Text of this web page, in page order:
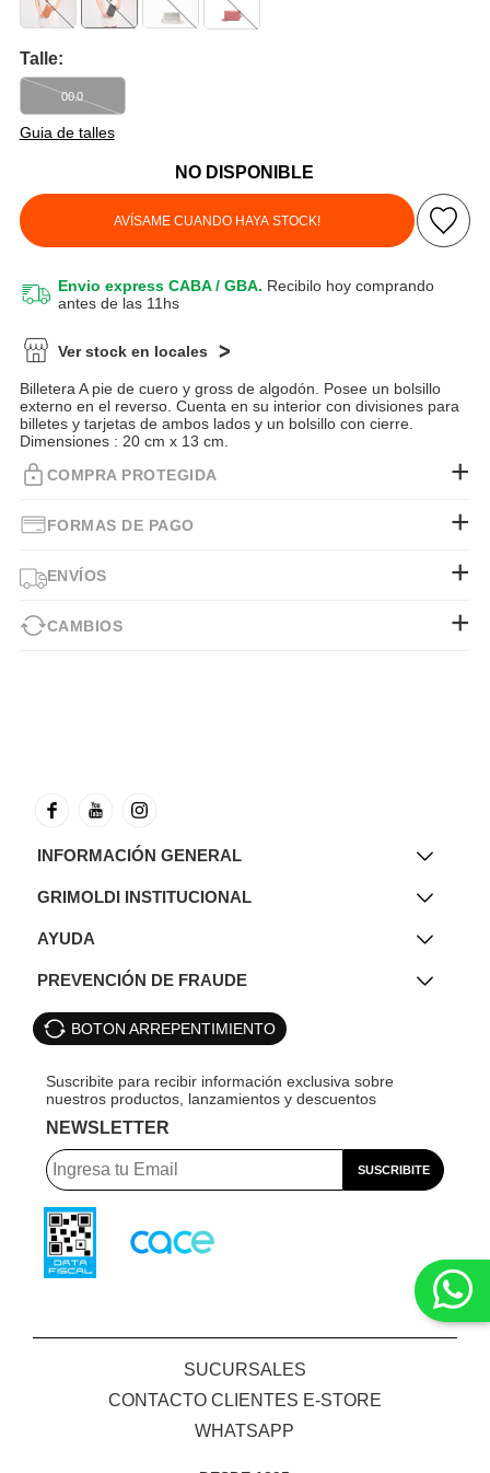
Talle:
Guia de talles
00.0
NO DISPONIBLE
AVÍSAME CUANDO HAYA STOCK!
Envio express CABA / GBA. Recibilo hoy comprando
antes de las 11hs
Ver stock en locales
Billetera A pie de cuero y gross de algodón. Posee un bolsillo
externo en el reverso. Cuenta en su interior con divisiones para
billetes y tarjetas de ambos lados y un bolsillo con cierre.
Dimensiones : 20 cm x 13 cm.
COMPRA PROTEGIDA
FORMAS DE PAGO
ENVÍOS
CAMBIOS
INFORMACIÓN GENERAL
GRIMOLDI INSTITUCIONAL
AYUDA
PREVENCIÓN DE FRAUDE
SUCURSALES
CONTACTO CLIENTES E-STORE
WHATSAPP
BOTON ARREPENTIMIENTO
NEWSLETTER